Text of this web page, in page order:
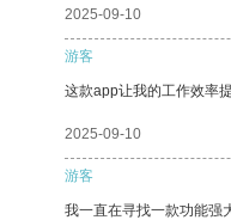
2025-09-10
游客
这款app让我的工作效率
2025-09-10
游客
我一直在寻找一款功能强